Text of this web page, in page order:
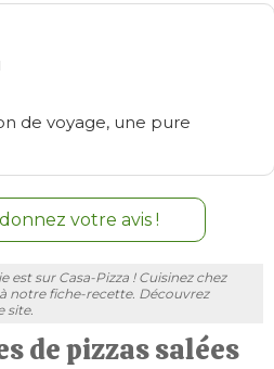
de voyage, une pure
votre avis !
est sur Casa-Pizza ! Cuisinez chez
notre fiche-recette. Découvrez
site.
de pizzas salées